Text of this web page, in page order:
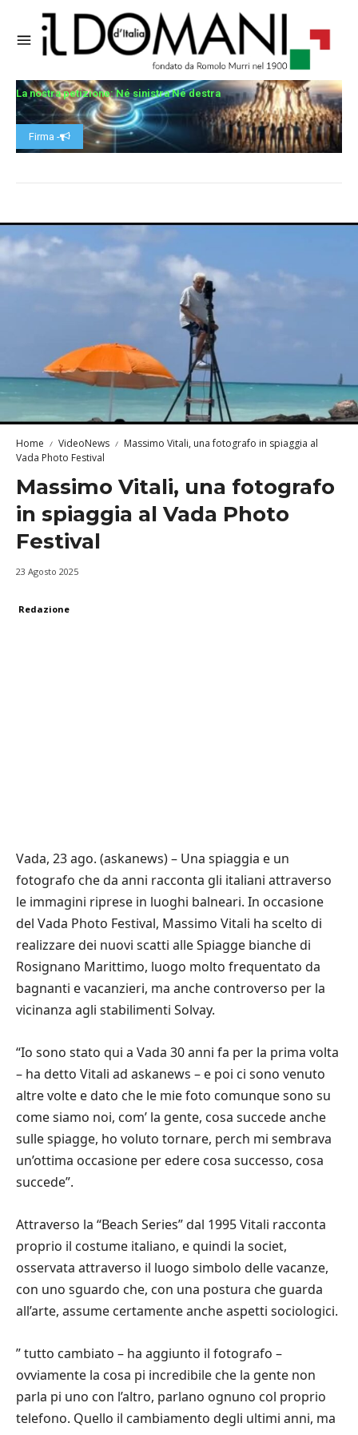
La nostra petizione: Né sinistra Né destra
Firma -
Home VideoNews
Massimo Vitali, una fotografo in spiaggia al
Vada Photo Festival
Massimo Vitali, una fotografo
in spiaggia al Vada Photo
Festival
23 Agosto 2025
Redazione
Vada, 23 ago. (askanews) – Una spiaggia e un
fotografo che da anni racconta gli italiani attraverso
le immagini riprese in luoghi balneari. In occasione
del Vada Photo Festival, Massimo Vitali ha scelto di
realizzare dei nuovi scatti alle Spiagge bianche di
Rosignano Marittimo, luogo molto frequentato da
bagnanti e vacanzieri, ma anche controverso per la
vicinanza agli stabilimenti Solvay.
“Io sono stato qui a Vada 30 anni fa per la prima volta
– ha detto Vitali ad askanews – e poi ci sono venuto
altre volte e dato che le mie foto comunque sono su
come siamo noi, com’ la gente, cosa succede anche
sulle spiagge, ho voluto tornare, perch mi sembrava
un’ottima occasione per edere cosa successo, cosa
succede”.
Attraverso la “Beach Series” dal 1995 Vitali racconta
proprio il costume italiano, e quindi la societ,
osservata attraverso il luogo simbolo delle vacanze,
con uno sguardo che, con una postura che guarda
all’arte, assume certamente anche aspetti sociologici.
” tutto cambiato – ha aggiunto il fotografo –
ovviamente la cosa pi incredibile che la gente non
parla pi uno con l’altro, parlano ognuno col proprio
telefono. Quello il cambiamento degli ultimi anni, ma